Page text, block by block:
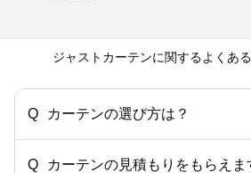
ジャストカーテンに関するよくあ
カーテンの選び方は？
カーテンの見積もりをもらえま